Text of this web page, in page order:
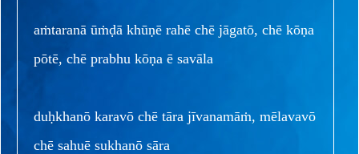
aṁtaranā ūṁḍā khūṇē rahē chē jāgatō, chē kōṇa
pōtē, chē prabhu kōṇa ē savāla
duḥkhanō karavō chē tāra jīvanamāṁ, mēlavavō
chē sahuē sukhanō sāra